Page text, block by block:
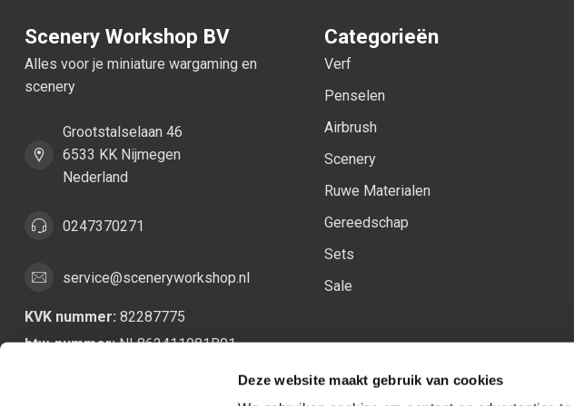
Deze website maakt gebruik van cookies
Scenery Workshop BV
Alles voor je miniature wargaming en
scenery
Grootstalselaan 46
6533 KK Nijmegen
Nederland
0247370271
service@sceneryworkshop.nl
KVK nummer: 82287775
btw-nummer:NL862411981B01
Categorieën
Verf
Penselen
Airbrush
Scenery
Ruwe Materialen
Gereedschap
Sets
Sale